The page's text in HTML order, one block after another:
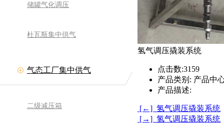
氢气调压撬装系统
点击数:3159
产品类别: 产品中
产品描述:
[←] 氢气调压撬装系统
[→] 氢气调压撬装系统
储罐气化调压
杜瓦瓶集中供气
气态工厂集中供气
二级减压箱